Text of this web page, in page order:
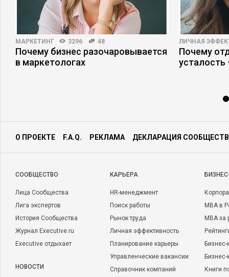
МАРКЕТИНГ 3296 48
Почему бизнес разочаровывается
в маркетологах
ЛИЧНАЯ
Почему
О ПРОЕКТЕ F.A.Q. РЕКЛАМА ДЕКЛАРАЦИЯ
CООБЩЕСТВО
Лица Сообщества
Лига экспертов
История Сообщества
Журнал Executive.ru
Executive отдыхает
НОВОСТИ
КАРЬЕРА
HR-менеджмент
Поиск работы
Рынок труда
Личная эффективность
Планирование карьеры
Управленческие вакансии
Справочник компаний
MBA в
MBA
Бизнес-
Книги